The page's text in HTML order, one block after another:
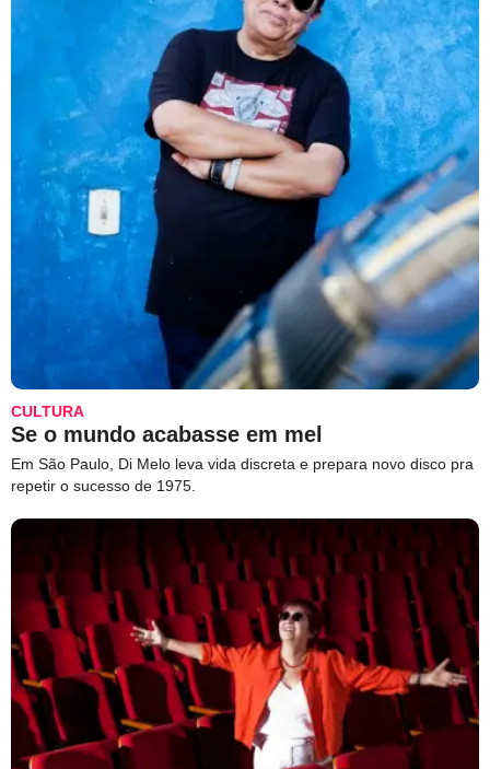
CULTURA
Se o mundo acabasse em mel
Em São Paulo, Di Melo leva vida discreta e prepara novo disco pra
repetir o sucesso de 1975.